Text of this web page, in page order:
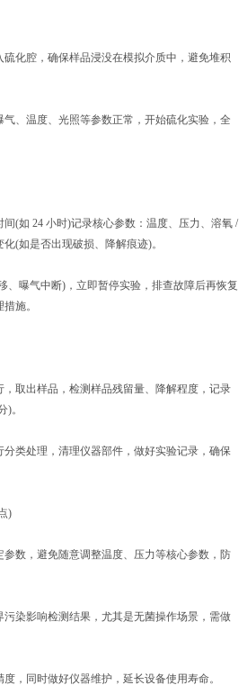
化腔，确保样品浸没在模拟介质中，避免堆积
气、温度、光照等参数正常，开始硫化实验，全
如 24 小时)记录核心参数：温度、压力、溶氧 /
(如是否出现破损、降解痕迹)。
曝气中断)，立即暂停实验，排查故障后再恢复
施。
取出样品，检测样品残留量、降解程度，记录
)。
类处理，清理仪器部件，做好实验记录，确保
)
数，避免随意调整温度、压力等核心参数，防
染影响检测结果，尤其是无菌操作场景，需做
同时做好仪器维护，延长设备使用寿命。